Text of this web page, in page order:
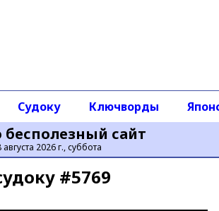
сайт
2026 г., суббота
Судоку Ключворды
#5769